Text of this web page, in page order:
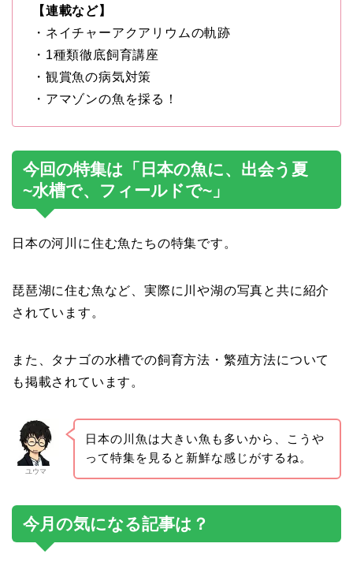
【連載など】
・ネイチャーアクアリウムの軌跡
・1種類徹底飼育講座
・観賞魚の病気対策
・アマゾンの魚を採る！
今回の特集は「日本の魚に、出会う夏
~水槽で、フィールドで~」
日本の河川に住む魚たちの特集です。
琵琶湖に住む魚など、実際に川や湖の写真と共に紹介
されています。
また、タナゴの水槽での飼育方法・繁殖方法について
も掲載されています。
ユウマ
日本の川魚は大きい魚も多いから、こうや
って特集を見ると新鮮な感じがするね。
今月の気になる記事は？